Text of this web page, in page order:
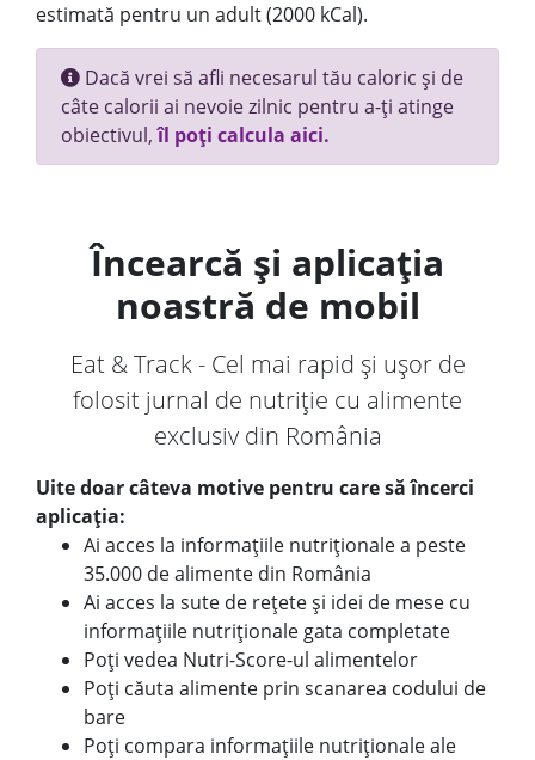
estimată pentru un adult (2000 kCal).
Dacă vrei să afli necesarul tău caloric și de
câte calorii ai nevoie zilnic pentru a-ți atinge
obiectivul,îl poți calcula aici.
Încearcă și aplicația
noastră de mobil
Eat & Track - Cel mai rapid și ușor de
folosit jurnal de nutriție cu alimente
exclusiv din România
Uite doar câteva motive pentru care să încerci
aplicația:
Ai acces la informațiile nutriționale a peste
35.000 de alimente din România
Ai acces la sute de rețete și idei de mese cu
informațiile nutriționale gata completate
Poți vedea Nutri-Score-ul alimentelor
Poți căuta alimente prin scanarea codului de
bare
Poți compara informațiile nutriționale ale